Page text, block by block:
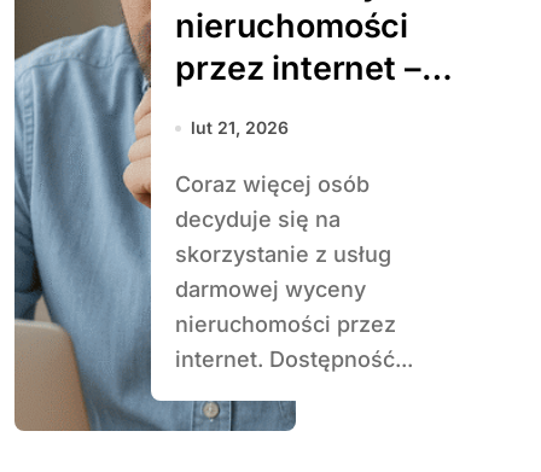
nieruchomości
przez internet –
czy to bezpieczne
lut 21, 2026
Coraz więcej osób
decyduje się na
skorzystanie z usług
darmowej wyceny
nieruchomości przez
internet. Dostępność...